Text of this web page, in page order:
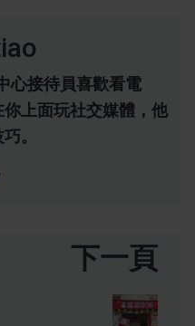
心接待員喜歡看電
上面玩社交媒體，他
。
下一頁